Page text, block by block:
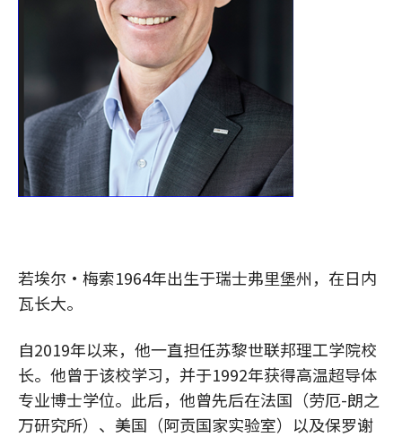
若埃尔·梅索1964年出生于瑞士弗里堡州，在日内
瓦长大。
自2019年以来，他一直担任苏黎世联邦理工学院校
长。他曾于该校学习，并于1992年获得高温超导体
专业博士学位。此后，他曾先后在法国（劳厄-朗之
万研究所）、美国（阿贡国家实验室）以及保罗谢